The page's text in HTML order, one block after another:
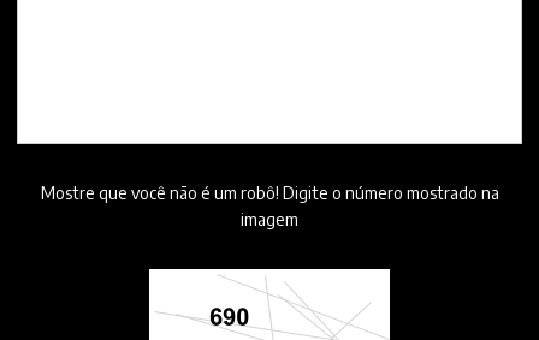
Mostre que você não é um robô! Digite o número mostrado na
imagem